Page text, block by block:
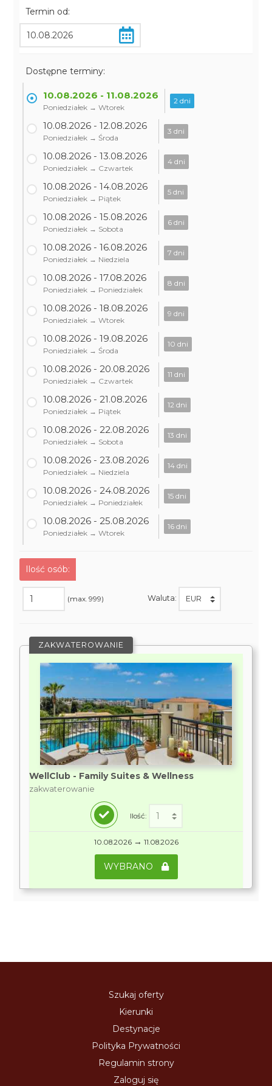
Termin od:
Dostępne terminy:
10.08.2026 - 11.08.2026
Poniedziałek → Wtorek
2 dni
10.08.2026 - 12.08.2026
Poniedziałek → Środa
3 dni
10.08.2026 - 13.08.2026
Poniedziałek → Czwartek
4 dni
10.08.2026 - 14.08.2026
Poniedziałek → Piątek
5 dni
10.08.2026 - 15.08.2026
Poniedziałek → Sobota
6 dni
10.08.2026 - 16.08.2026
Poniedziałek → Niedziela
7 dni
10.08.2026 - 17.08.2026
Poniedziałek → Poniedziałek
8 dni
10.08.2026 - 18.08.2026
Poniedziałek → Wtorek
9 dni
10.08.2026 - 19.08.2026
Poniedziałek → Środa
10 dni
10.08.2026 - 20.08.2026
Poniedziałek → Czwartek
11 dni
10.08.2026 - 21.08.2026
Poniedziałek → Piątek
12 dni
10.08.2026 - 22.08.2026
Poniedziałek → Sobota
13 dni
10.08.2026 - 23.08.2026
Poniedziałek → Niedziela
14 dni
10.08.2026 - 24.08.2026
Poniedziałek → Poniedziałek
15 dni
10.08.2026 - 25.08.2026
Poniedziałek → Wtorek
16 dni
Ilość osób:
(max. 999) Waluta:
ZAKWATEROWANIE
WellClub - Family Suites & Wellness
zakwaterowanie
Ilość:
10.08.2026 → 11.08.2026
WYBRANO
Szukaj oferty
Kierunki
Destynacje
Polityka Prywatności
Regulamin strony
Zaloguj się